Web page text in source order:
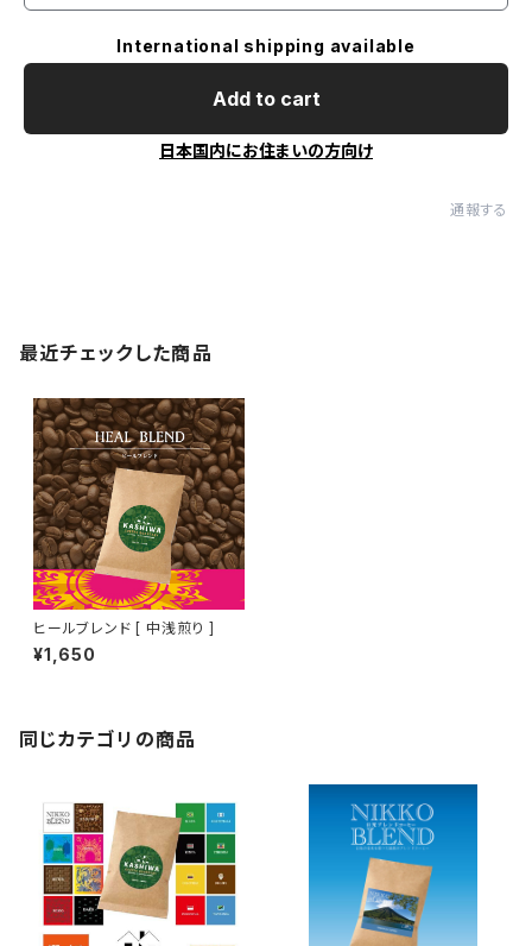
International shipping available
Add to cart
日本国内にお住まいの方向け
通報する
最近チェックした商品
ヒールブレンド [ 中浅煎り ]
¥1,650
同じカテゴリの商品